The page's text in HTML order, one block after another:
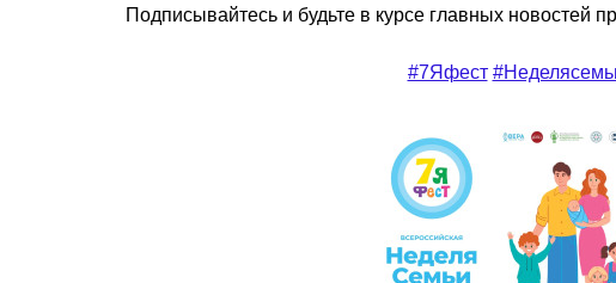
Подписывайтесь и будьте в курсе главных новостей
#7Яфест